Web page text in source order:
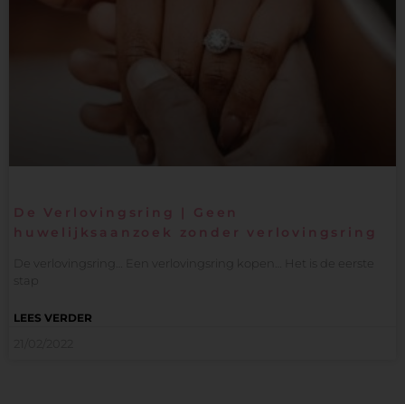
De Verlovingsring | Geen
huwelijksaanzoek zonder verlovingsring
De verlovingsring… Een verlovingsring kopen… Het is de eerste
stap
LEES VERDER